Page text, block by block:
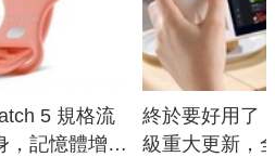
5 規格流
，記憶體增強
終於要好用了
級重大更新，